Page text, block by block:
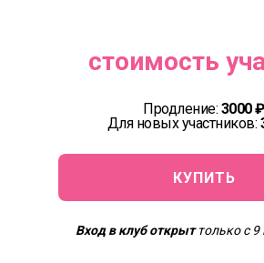
Вход в клуб открыттолько с
Продление: 3000 ₽
Для новых участников:
КУПИТЬ
стоимость